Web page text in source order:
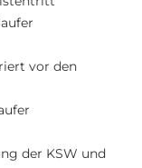
vor den
der KSW und